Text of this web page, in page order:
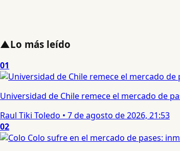
▲Lo más leído
01
Universidad de Chile remece el mercado de
Raul Tiki Toledo • 7 de agosto de 2026, 21:53
02